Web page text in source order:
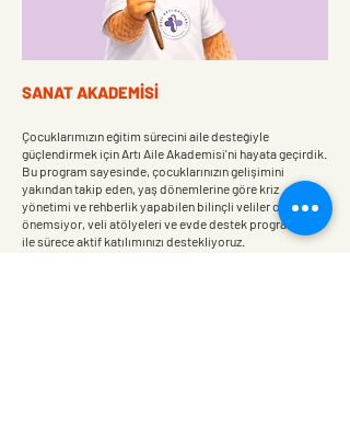
SANAT AKADEMİSİ
Çocuklarımızın eğitim sürecini aile desteğiyle
güçlendirmek için Artı Aile Akademisi'ni hayata geçirdik.
Bu program sayesinde, çocuklarınızın gelişimini
yakından takip eden, yaş dönemlerine göre kriz
yönetimi ve rehberlik yapabilen bilinçli veliler olmanızı
önemsiyor, veli atölyeleri ve evde destek programları
ile sürece aktif katılımınızı destekliyoruz.